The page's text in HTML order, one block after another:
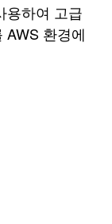
용하여 고급
AWS 환경에